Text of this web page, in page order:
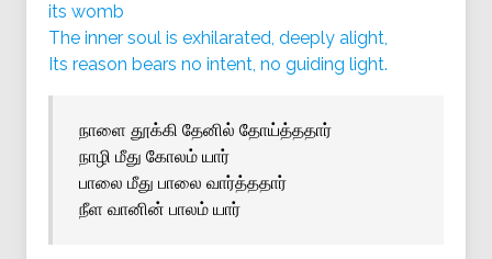
its womb
The inner soul is exhilarated, deeply alight,
Its reason bears no intent, no guiding light.
நாளை தூக்கி தேனில் தோய்த்ததார்
நாழி மீது கோலம் யார்
பாலை மீது பாலை வார்த்ததார்
நீள வானின் பாலம் யார்